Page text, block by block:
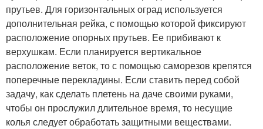
прутьев. Для горизонтальных оград используется
дополнительная рейка, с помощью которой фиксируют
расположение опорных прутьев. Ее прибивают к
верхушкам. Если планируется вертикальное
расположение веток, то с помощью саморезов крепятся
поперечные перекладины. Если ставить перед собой
задачу, как сделать плетень на даче своими руками,
чтобы он прослужил длительное время, то несущие
колья следует обработать защитными веществами.